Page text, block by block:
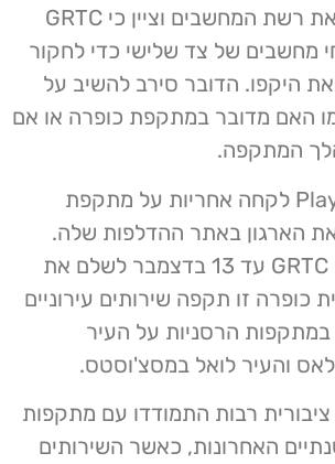
הארגון במהירות את רשת המחשבים וציין כי GRTC
מחשבים של צד שלישי כדי לחקור
היקפו. הדובר סירב להשיב על
האם מדובר במתקפת כופרה או אם
המתקפה.
כנופיית הכופרה Play לקחה אחריות על מתקפת
הארגון באתר ההדלפות שלה.
הקבוצה נתנה ל- GRTC עד 13 בדצמבר לשלם את
כופרה זו תקפה שירותים עירוניים
במתקפות הרסניות על העיר
והעיר לואל במסצ'וסטס.
רבות התמודדו עם מתקפות
האחרונות, כאשר השירותים